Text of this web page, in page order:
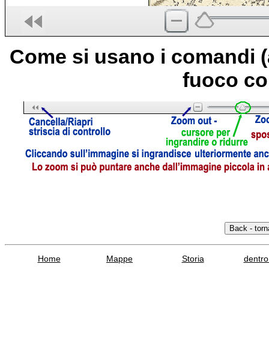
Come si usano i comandi
fuoco
Home Mappe Storia